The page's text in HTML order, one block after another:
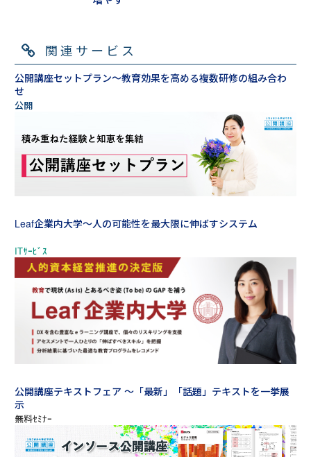
関連サービス
公開講座セットプラン～教育効果を高める複数研修の組み合わ
せ
Leaf企業内大学～人の可能性を最大限に伸ばすシステム
公開講座テキストフェア ～「最新」「話題」テキストを一挙展
示